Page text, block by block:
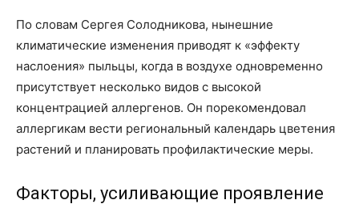
По словам Сергея Солодникова, нынешние
климатические изменения приводят к «эффекту
наслоения» пыльцы, когда в воздухе одновременно
присутствует несколько видов с высокой
концентрацией аллергенов. Он порекомендовал
аллергикам вести региональный календарь цветения
растений и планировать профилактические меры.
Факторы, усиливающие проявление